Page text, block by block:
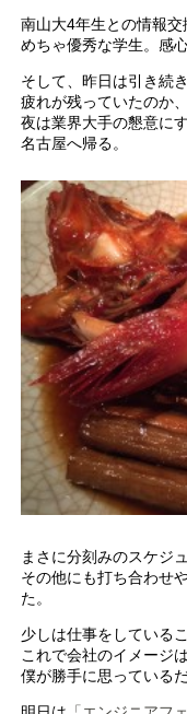
南山大4年生との情報交
めちゃ優秀な学生。感
そして、昨日は引き続
疲れが残っていたのか
夜は業界大手の懇意に
名古屋へ帰る。
まさに分刻みのスケジュ
その他にも打ち合わせ
た。
少しは仕事をしている
これで会社のイメージ
僕が勝手に思っている